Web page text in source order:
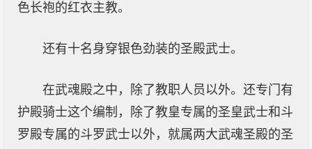
色长袍的红衣主教。
还有十名身穿银色劲装的圣殿武士。
在武魂殿之中，除了教职人员以外。还专门有
护殿骑士这个编制，除了教皇专属的圣皇武士和斗
罗殿专属的斗罗武士以外，就属两大武魂圣殿的圣